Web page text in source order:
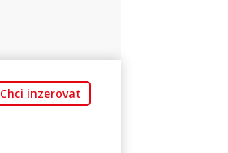
Chci inzerovat